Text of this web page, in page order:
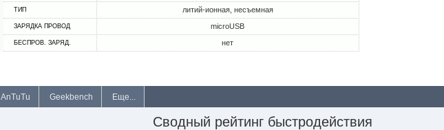
ТИП литий-ионная, несъемная
ЗАРЯДКА ПРОВОД microUSB
БЕСПРОВ. ЗАРЯД. нет
AnTuTu Geekbench Еще...
Сводный рейтинг быстродействия